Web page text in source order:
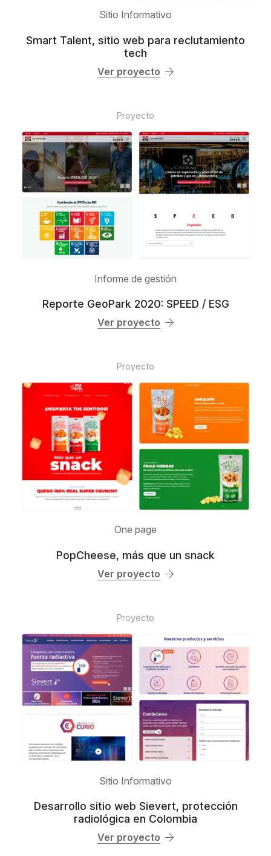
Sitio Informativo
Smart Talent, sitio web para reclutamiento
tech
Ver proyecto
Proyecto
Informe de gestión
Reporte GeoPark 2020: SPEED / ESG
Ver proyecto
Proyecto
One page
PopCheese, más que un snack
Ver proyecto
Proyecto
Sitio Informativo
Desarrollo sitio web Sievert, protección
radiológica en Colombia
Ver proyecto